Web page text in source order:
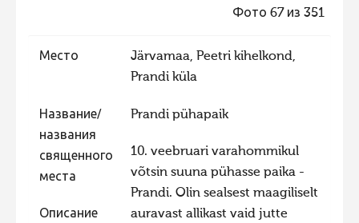
Фотоконкурс 2021
Фотоконкурс 2020
Фотоконкурс 2019
Фото 67 из 351
Место
Järvamaa, Peetri kihelkond,
Prandi küla
Название/
названия
священного
места
Prandi pühapaik
Описание
10. veebruari varahommikul
võtsin suuna pühasse paika -
Prandi. Olin sealsest maagiliselt
auravast allikast vaid jutte